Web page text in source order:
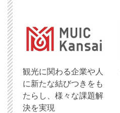
観光に関わる企業や人
に新たな結びつきをも
たらし、様々な課題解
決を実現